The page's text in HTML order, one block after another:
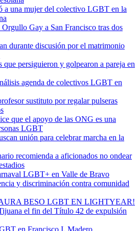
a una mujer del colectivo LGBT en la
Gay a San Francisco tras dos
durante discusión por el matrimonio
que persiguieron y golpearon a pareja en
agenda de colectivos LGBT en
sustituto por regalar pulseras
que el apoyo de las ONG es una
LGBT
unión para celebrar marcha en la
recomienda a aficionados no ondear
LGBT+ en Valle de Bravo
y discriminación contra comunidad
BESO LGBT EN LIGHTYEAR!
el fin del Título 42 de expulsión
en Francisco I. Madero